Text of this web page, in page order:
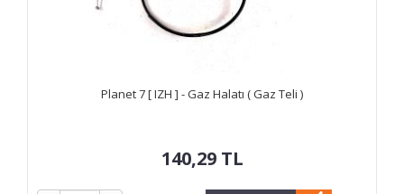
Planet 7 [ IZH ] - Gaz Halatı ( Gaz Teli )
140,29 TL